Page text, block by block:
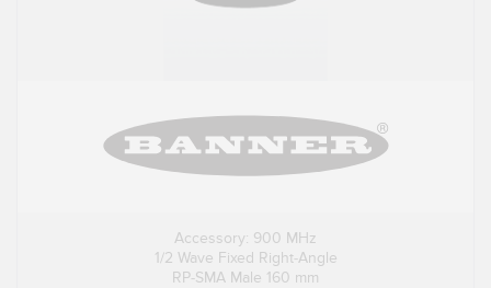
Accessory: 900 MHz
1/2 Wave Fixed Right-Angle
RP-SMA Male 160 mm